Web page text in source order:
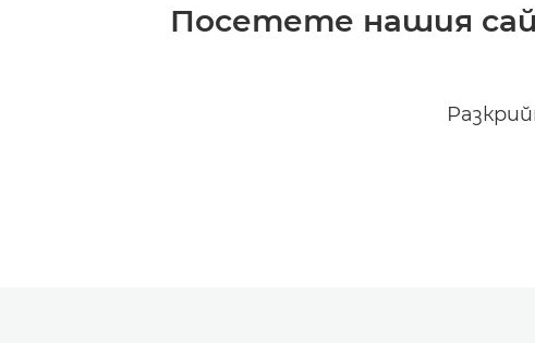
Посетете нашия